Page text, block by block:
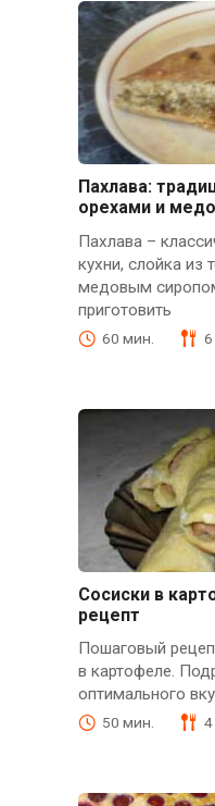
Пахлава:
орехами и
Пахлава –
кухни, слойка из
медовым
приготовить
60 мин. 6
Сосиски в
рецепт
Пошаговый
в картофеле.
оптимального
50 мин. 4